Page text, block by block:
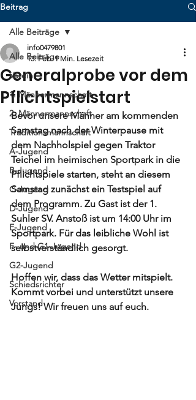
Beitrag
Alle Beiträge
Verein
1. Männermannschaft
2. Männermannschaft
Traditionsmannschaft
A-Jugend
B-Jugend
C-Jugend
D-Jugend
E-Jugend
F- und G1-Jugend
G2-Jugend
Schiedsrichter
Vorstand
Alle Beiträge
Generalprobe vor dem
Pflichtspielstart
info0479801
13. Feb. 1 Min. Lesezeit
Bevor unsere Männer am kommenden
Samstag nach der Winterpause mit
dem Nachholspiel gegen Traktor
Teichel im heimischen Sportpark in die
Pflichtspiele starten, steht an diesem
Samstag zunächst ein Testspiel auf
dem Programm. Zu Gast ist der 1.
Suhler SV. Anstoß ist um 14:00 Uhr im
Sportpark. Für das leibliche Wohl ist
selbstverständlich gesorgt.
Hoffen wir, dass das Wetter mitspielt.
Kommt vorbei und unterstützt unsere
Jungs! Wir freuen uns auf euch.